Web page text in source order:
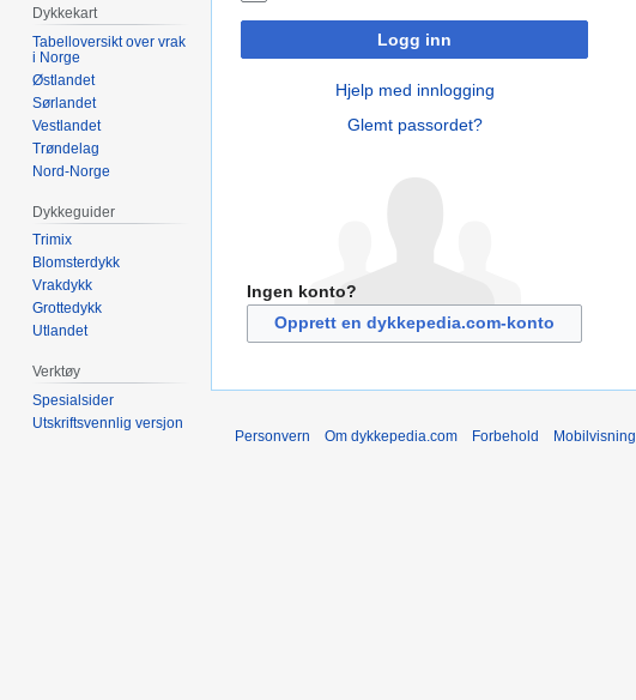
Logg inn
Hjelp med innlogging
Glemt passordet?
Ingen konto?
Opprett en dykkepedia.com-konto
Dykkekart
Tabelloversikt over vrak
i Norge
Østlandet
Sørlandet
Vestlandet
Trøndelag
Nord-Norge
Dykkeguider
Trimix
Blomsterdykk
Vrakdykk
Grottedykk
Utlandet
Verktøy
Spesialsider
Utskriftsvennlig versjon
Personvern Om dykkepedia.com Forbehold Mobilvisning